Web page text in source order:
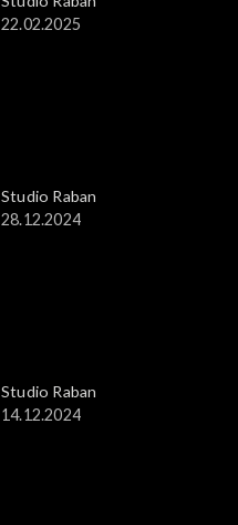
22.02.2025
Studio Raban
28.12.2024
Studio Raban
14.12.2024